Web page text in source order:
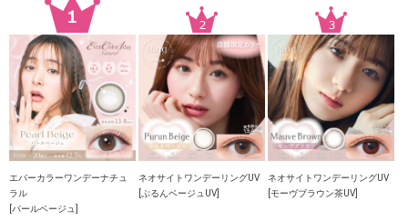
エバーカラーワンデーナチュ
ラル
[パールベージュ]
ネオサイトワンデーリングUV
[ぷるんベージュUV]
ネオサイトワンデーリングUV
[モーヴブラウン茶UV]